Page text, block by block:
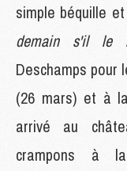
simple béquille
demain s'il le
Deschamps pour
(26 mars) et à
arrivé au
crampons à